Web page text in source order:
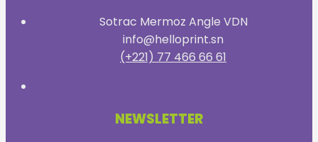
Sotrac Mermoz Angle VDN
info@helloprint.sn
(+221) 77 466 66 61
NEWSLETTER